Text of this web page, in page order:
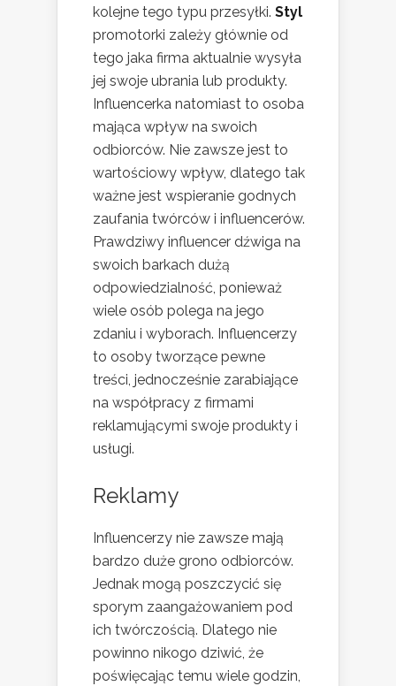
kolejne tego typu przesyłki. Styl
promotorki zależy głównie od
tego jaka firma aktualnie wysyła
jej swoje ubrania lub produkty.
Influencerka natomiast to osoba
mająca wpływ na swoich
odbiorców. Nie zawsze jest to
wartościowy wpływ, dlatego tak
ważne jest wspieranie godnych
zaufania twórców i influencerów.
Prawdziwy influencer dźwiga na
swoich barkach dużą
odpowiedzialność, ponieważ
wiele osób polega na jego
zdaniu i wyborach. Influencerzy
to osoby tworzące pewne
treści, jednocześnie zarabiające
na współpracy z firmami
reklamującymi swoje produkty i
usługi.
Reklamy
Influencerzy nie zawsze mają
bardzo duże grono odbiorców.
Jednak mogą poszczycić się
sporym zaangażowaniem pod
ich twórczością. Dlatego nie
powinno nikogo dziwić, że
poświęcając temu wiele godzin,